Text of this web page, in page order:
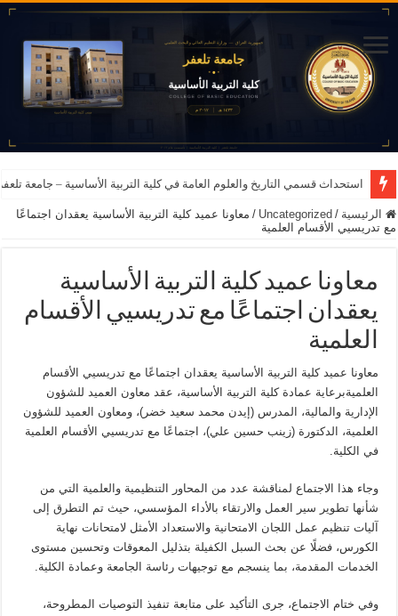
استحداث قسمي التاريخ والعلوم العامة في كلية التربية الأساسية – جامعة تلعفر للعام
الرئيسية /
Uncategorized
/ معاونا عميد كلية التربية الأساسية يعقدان اجتماعًا
مع تدريسيي الأقسام العلمية
معاونا عميد كلية التربية الأساسية
يعقدان اجتماعًا مع تدريسيي الأقسام
العلمية
معاونا عميد كلية التربية الأساسية يعقدان اجتماعًا مع تدريسيي الأقسام
العلميةبرعاية عمادة كلية التربية الأساسية، عقد معاون العميد للشؤون
الإدارية والمالية، المدرس (إيدن محمد سعيد خضر)، ومعاون العميد للشؤون
العلمية، الدكتورة (زينب حسين علي)، اجتماعًا مع تدريسيي الأقسام العلمية
في الكلية.
وجاء هذا الاجتماع لمناقشة عدد من المحاور التنظيمية والعلمية التي من
شأنها تطوير سير العمل والارتقاء بالأداء المؤسسي، حيث تم التطرق إلى
آليات تنظيم عمل اللجان الامتحانية والاستعداد الأمثل لامتحانات نهاية
الكورس، فضلًا عن بحث السبل الكفيلة بتذليل المعوقات وتحسين مستوى
الخدمات المقدمة، بما ينسجم مع توجيهات رئاسة الجامعة وعمادة الكلية.
وفي ختام الاجتماع، جرى التأكيد على متابعة تنفيذ التوصيات المطروحة،